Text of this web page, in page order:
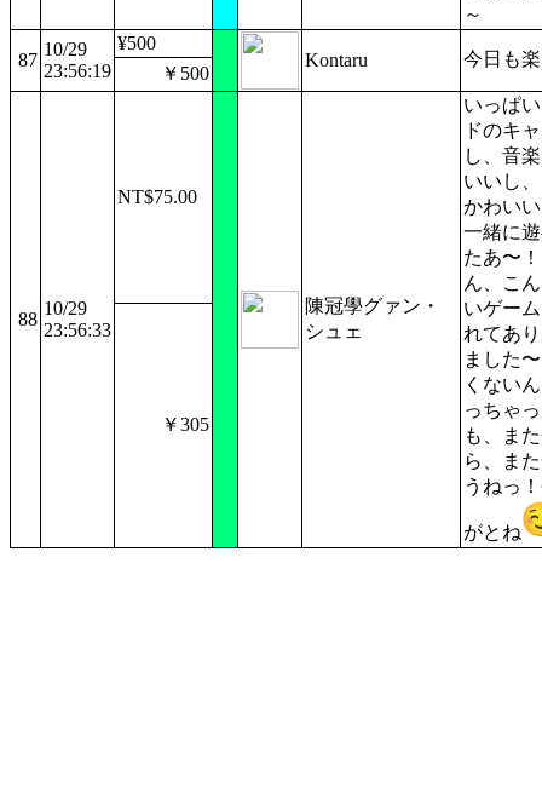
～
87
10/29
23:56:19
¥500
Kontaru
今日も
￥500
88
10/29
23:56:33
NT$75.00
陳冠學グァン・
シュェ
いっぱ
ドのキ
し、音
いいし
かわい
一緒に
たあ〜
ん、こ
いゲー
れてあ
ました
くない
っちゃ
も、ま
ら、ま
うねっ
がとね
￥305